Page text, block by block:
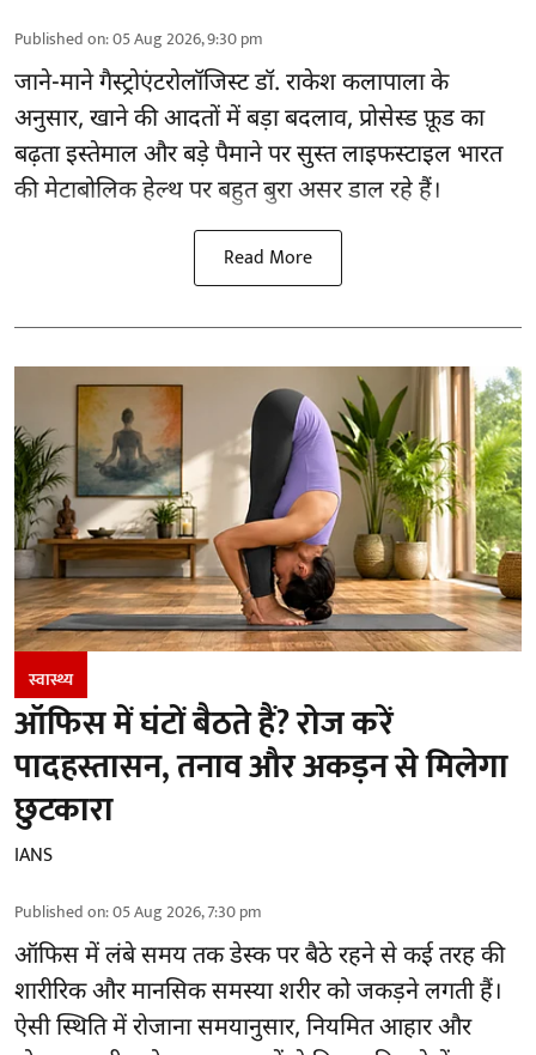
Published on:05 Aug 2026, 9:30 pm
जाने-माने गैस्ट्रोएंटरोलॉजिस्ट डॉ. राकेश कलापाला के
अनुसार, खाने की आदतोंमें बड़ा बदलाव, प्रोसेस्ड फ़ूड का
बढ़ता इस्तेमाल और बड़े पैमाने पर सुस्त लाइफस्टाइल भारत
की मेटाबोलिक हेल्थ पर बहुत बुरा असर डाल रहे हैं।
Read More
स्वास्थ्य
ऑफिस में घंटों बैठते हैं? रोज करें
पादहस्तासन, तनाव और अकड़न से मिलेगा
छुटकारा
IANS
Published on:05 Aug 2026, 7:30 pm
ऑफिस में लंबे समय तक डेस्क पर बैठे रहने से कई तरह की
शारीरिक और मानसिक समस्या शरीर को जकड़ने लगती हैं।
ऐसी स्थिति में रोजाना समयानुसार, नियमित आहार और